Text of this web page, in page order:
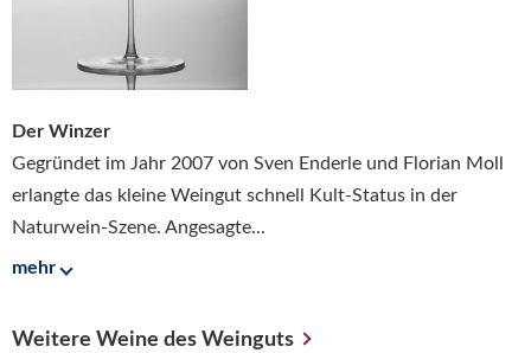
Der Winzer
Gegründet im Jahr 2007 von Sven Enderle und Florian Moll
erlangte das kleine Weingut schnell Kult-Status in der
Naturwein-Szene. Angesagte...
mehr
Weitere Weine des Weinguts